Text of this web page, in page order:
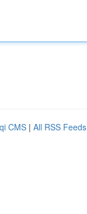
CMS | All RSS Feeds